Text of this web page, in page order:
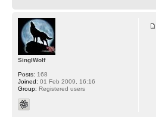
SinglWolf
Posts: 168
Joined: 01 Feb 2009, 16:16
Group: Registered users